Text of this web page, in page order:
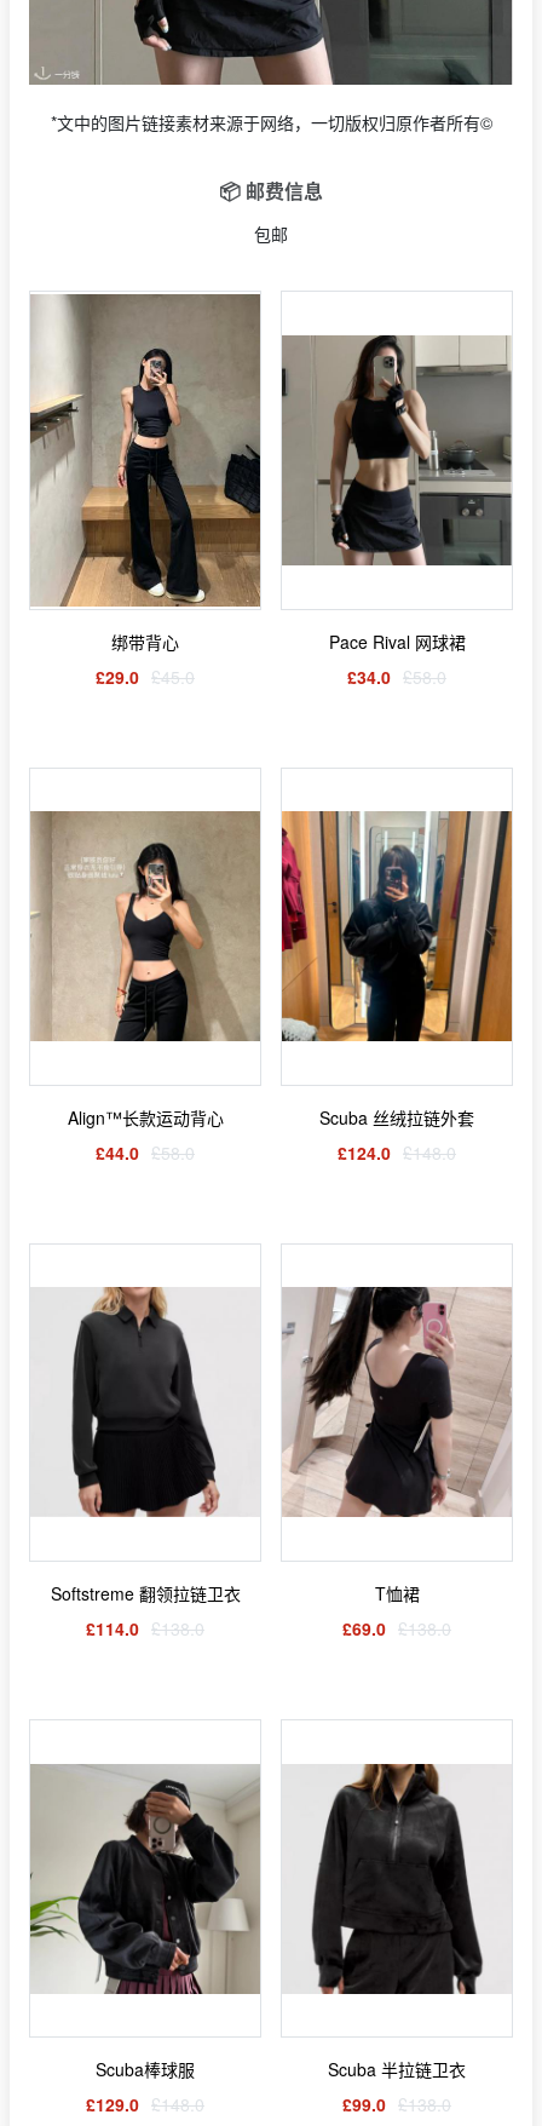
*文中的图片链接素材来源于网络，一切版权归原作者所有©
📦 邮费信息
包邮
绑带背心
£29.0 £45.0
Pace Rival 网球裙
£34.0 £58.0
Align™长款运动背心
£44.0 £58.0
Scuba 丝绒拉链外套
£124.0 £148.0
Softstreme 翻领拉链卫衣
£114.0 £138.0
T恤裙
£69.0 £138.0
Scuba棒球服
£129.0 £148.0
Scuba 半拉链卫衣
£99.0 £138.0